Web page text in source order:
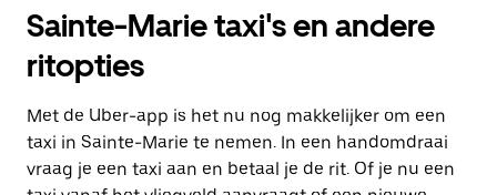
Sainte-Marie taxi's en andere
ritopties
Met de Uber-app is het nu nog makkelijker om een
taxi in Sainte-Marie te nemen. In een handomdraai
vraag je een taxi aan en betaal je de rit. Of je nu een